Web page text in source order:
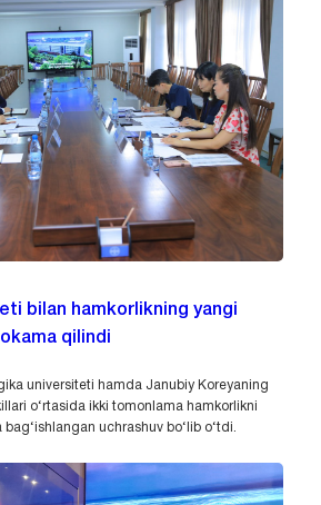
bilan hamkorlikning yangi
qilindi
universiteti hamda Janubiy Koreyaning
o‘rtasida ikki tomonlama hamkorlikni
uchrashuv bo‘lib o‘tdi.